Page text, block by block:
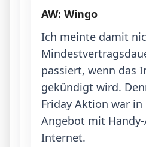
AW: Wingo
Ich meinte damit
passiert, wenn das
gekündigt wird.
Friday Aktion war in
Angebot mit
Internet.